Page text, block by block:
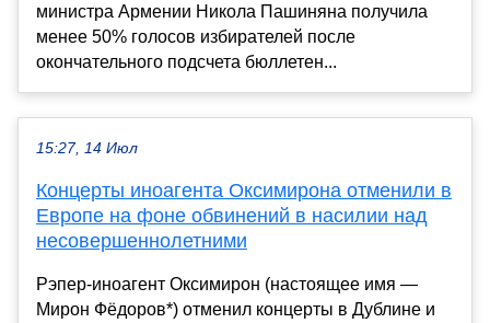
министра Армении Никола Пашиняна получила
менее 50% голосов избирателей после
окончательного подсчета бюллетен...
15:27, 14 Июл
Концерты иноагента Оксимирона отменили в
Европе на фоне обвинений в насилии над
несовершеннолетними
Рэпер-иноагент Оксимирон (настоящее имя —
Мирон Фёдоров*) отменил концерты в Дублине и